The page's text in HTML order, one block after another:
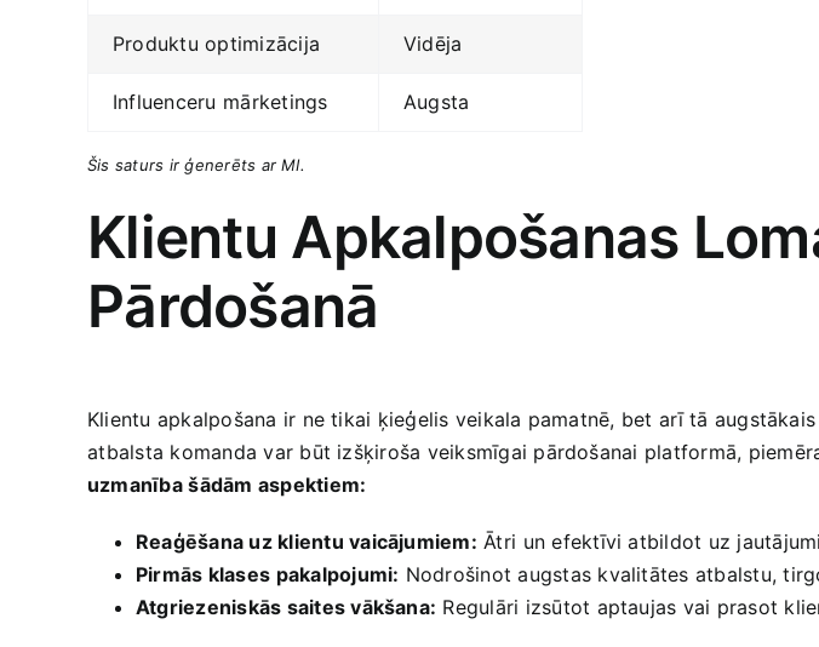
Produktu‍ optimizācija Vidēja
Influenceru ⁣mārketings Augsta
Šis saturs ‌ir ģenerēts ar‍ MI.
Klientu Apkalpošanas
Pārdošanā
Klientu apkalpošana ir ne tikai ķieģelis veikala pamatnē, bet ⁢arī tā
⁤atbalsta komanda‌ var būt ‌izšķiroša veiksmīgai pārdošanai platformā,
uzmanība ⁢šādām ​aspektiem:
Reaģēšana uz klientu vaicājumiem: Ātri ⁤un‌ efektīvi atbildot uz
Pirmās‌ klases⁤ pakalpojumi: Nodrošinot augstas kvalitātes​ atbalstu,
Atgriezeniskās saites vākšana: Regulāri izsūtot aptaujas vai prasot